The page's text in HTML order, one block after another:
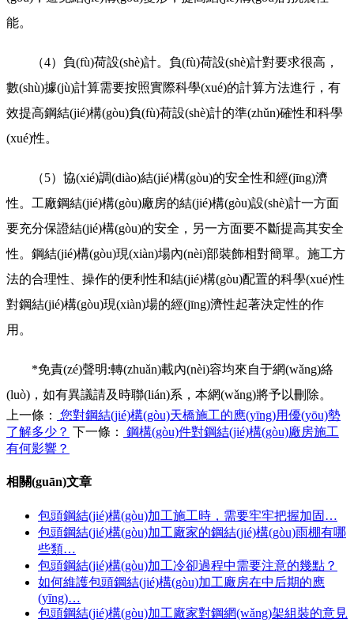
能。
（4）負(fù)荷設(shè)計。負(fù)荷設(shè)計對要求很高，
數(shù)據(jù)計算需要按照實際科學(xué)的計算方法進行，有
效提高鋼結(jié)構(gòu)負(fù)荷設(shè)計的準(zhǔn)確性和科學
(xué)性。
（5）協(xié)調(diào)結(jié)構(gòu)的安全性和經(jīng)濟
性。工廠鋼結(jié)構(gòu)廠房的結(jié)構(gòu)設(shè)計一方面
要充分保證結(jié)構(gòu)的安全，另一方面要不斷提高其安全
性。鋼結(jié)構(gòu)現(xiàn)場內(nèi)部裝飾相對簡單。施工方
法的合理性、操作的便利性和結(jié)構(gòu)配置的科學(xué)性
對鋼結(jié)構(gòu)現(xiàn)場的經(jīng)濟性起著決定性的作
用。
*免責(zé)聲明:轉(zhuǎn)載內(nèi)容均來自于網(wǎng)絡
(luò)，如有異議請及時聯(lián)系，本網(wǎng)將予以刪除。
上一條：
您對鋼結(jié)構(gòu)天橋施工的應(yīng)用優(yōu)勢
了解多少？ 下一條：
鋼構(gòu)件對鋼結(jié)構(gòu)廠房施工
有何影響？
相關(guān)文章
包頭鋼結(jié)構(gòu)加工施工時，需要牢牢把握加固…
包頭鋼結(jié)構(gòu)加工廠家的鋼結(jié)構(gòu)雨棚有哪
些類…
包頭鋼結(jié)構(gòu)加工冷卻過程中需要注意的幾點？
如何維護包頭鋼結(jié)構(gòu)加工廠房在中后期的應
(yīng)…
包頭鋼結(jié)構(gòu)加工廠家對鋼網(wǎng)架組裝的意見